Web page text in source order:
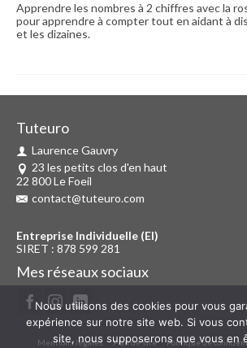
Apprendre les nombres à 2 chiffres avec la
pour apprendre à compter tout en aidant à
et les dizaines.
Tuteuro
Laurence Gauvry
23 les petits clos d'en haut
22 800 Le Foeil
contact@tuteuro.com
Entreprise Individuelle (EI)
SIRET : 878 599 281
Mes réseaux sociaux
Mentions légales Plan de site Politique de
Nous utilisons des cookies pour vous
expérience sur notre site web. Si vous
site, nous supposerons que vous en